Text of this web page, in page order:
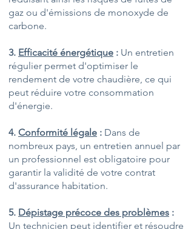
gaz ou d'émissions de monoxyde de
carbone.
3. Efficacité énergétique : Un entretien
régulier permet d'optimiser le
rendement de votre chaudière, ce qui
peut réduire votre consommation
d'énergie.
4. Conformité légale : Dans de
nombreux pays, un entretien annuel par
un professionnel est obligatoire pour
garantir la validité de votre contrat
d'assurance habitation.
5. Dépistage précoce des problèmes :
Un technicien peut identifier et résoudre